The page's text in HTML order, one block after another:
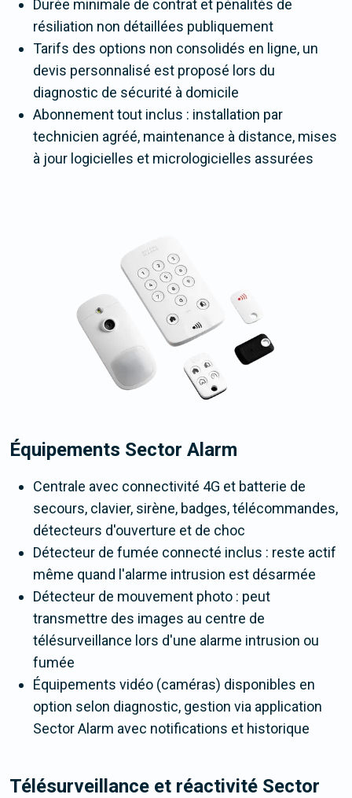
Durée minimale de contrat et pénalités de
résiliation non détaillées publiquement
Tarifs des options non consolidés en ligne, un
devis personnalisé est proposé lors du
diagnostic de sécurité à domicile
Abonnement tout inclus : installation par
technicien agréé, maintenance à distance, mises
à jour logicielles et micrologicielles assurées
Équipements Sector Alarm
Centrale avec connectivité 4G et batterie de
secours, clavier, sirène, badges, télécommandes,
détecteurs d'ouverture et de choc
Détecteur de fumée connecté inclus : reste actif
même quand l'alarme intrusion est désarmée
Détecteur de mouvement photo : peut
transmettre des images au centre de
télésurveillance lors d'une alarme intrusion ou
fumée
Équipements vidéo (caméras) disponibles en
option selon diagnostic, gestion via application
Sector Alarm avec notifications et historique
Télésurveillance et réactivité Sector